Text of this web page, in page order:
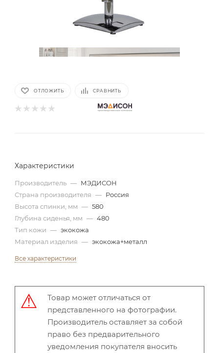
ОТЛОЖИТЬ СРАВНИТЬ
Характеристики
Производитель — МЭДИСОН
Страна производителя — Россия
Высота спинки, мм — 580
Глубина сиденья, мм — 480
Тип кожи — экокожа
Материал изделия — экокожа+металл
Все характеристики
Товар может отличаться от
представленного на фотографии.
Производитель оставляет за собой
право без предварительного
уведомления покупателя вносить